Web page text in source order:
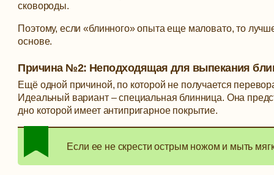
сковороды.
Поэтому, если «блинного» опыта еще маловато, то
основе.
Причина №2: Неподходящая для выпекания
Ещё одной причиной, по которой не получается
Идеальный вариант – специальная блинница. Она
дно которой имеет антипригарное покрытие.
Если ее не скрести острым ножом и мыть